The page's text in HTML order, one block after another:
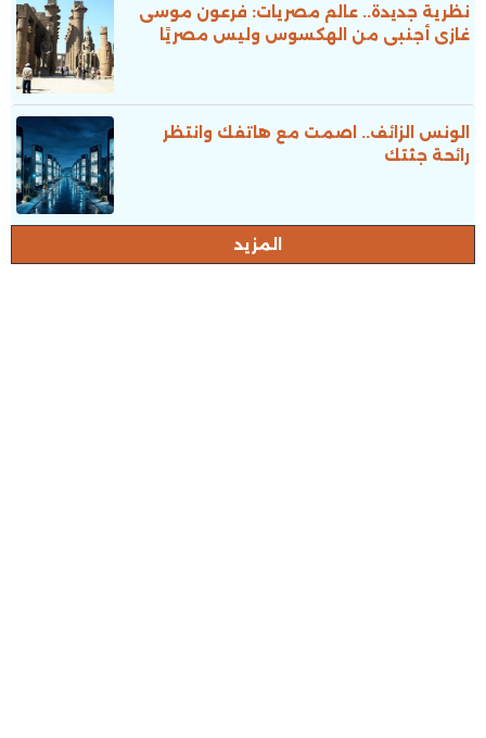
نظرية جديدة.. عالم مصريات: فرعون موسى
غازى أجنبى من الهكسوس وليس مصريًا
الونس الزائف.. اصمت مع هاتفك وانتظر
رائحة جثتك
المزيد